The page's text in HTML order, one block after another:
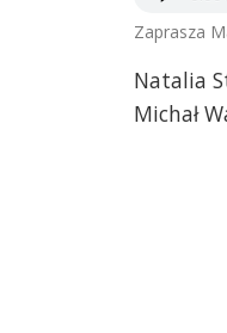
Zaprasza
Natalia
Michał